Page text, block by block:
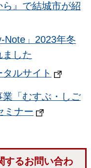
』で結城市が紹
Note」2023年冬
した
ルサイト
「むすぶ・しご
ミナー
するお問い合わ